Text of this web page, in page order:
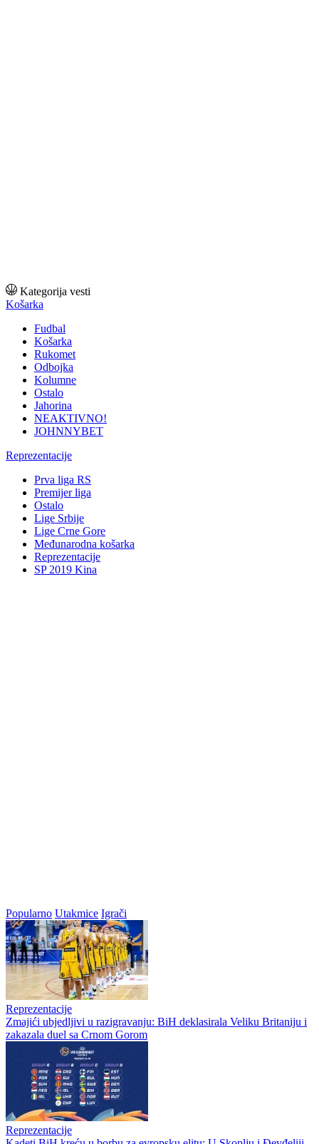
Kategorija vesti
Košarka
Fudbal
Košarka
Rukomet
Odbojka
Kolumne
Ostalo
Jahorina
NEAKTIVNO!
JOHNNYBET
Reprezentacije
Prva liga RS
Premijer liga
Ostalo
Lige Srbije
Lige Crne Gore
Međunarodna košarka
Reprezentacije
SP 2019 Kina
Popularno Utakmice Igrači
Reprezentacije
Zmajići ubjedljivi u razigravanju: BiH deklasirala Veliku Britaniju i
zakazala duel sa Crnom Gorom
Reprezentacije